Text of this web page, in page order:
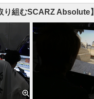
り組むSCARZ Absolute】